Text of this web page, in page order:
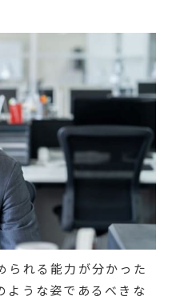
られる能力が分かった
ような姿であるべきな